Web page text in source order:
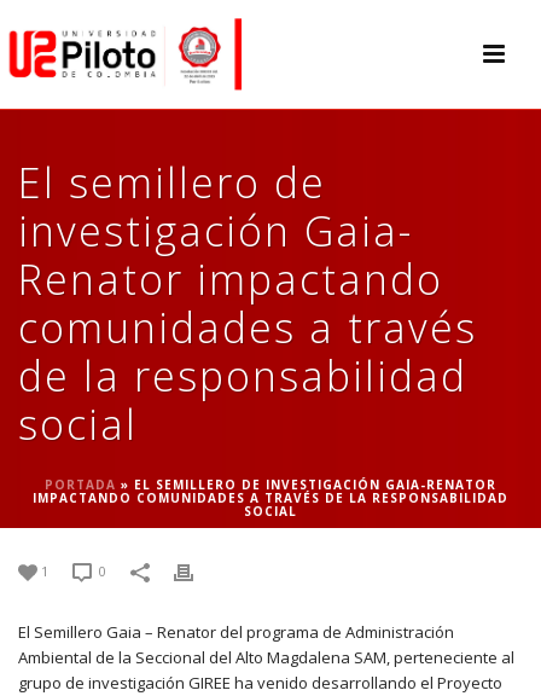
El semillero de
investigación Gaia-
Renator impactando
comunidades a través
de la responsabilidad
social
PORTADA » EL SEMILLERO DE INVESTIGACIÓN GAIA-RENATOR
IMPACTANDO COMUNIDADES A TRAVÉS DE LA RESPONSABILIDAD
SOCIAL
1 0
El Semillero Gaia – Renator del programa de Administración
Ambiental de la Seccional del Alto Magdalena SAM, perteneciente al
grupo de investigación GIREE ha venido desarrollando el Proyecto